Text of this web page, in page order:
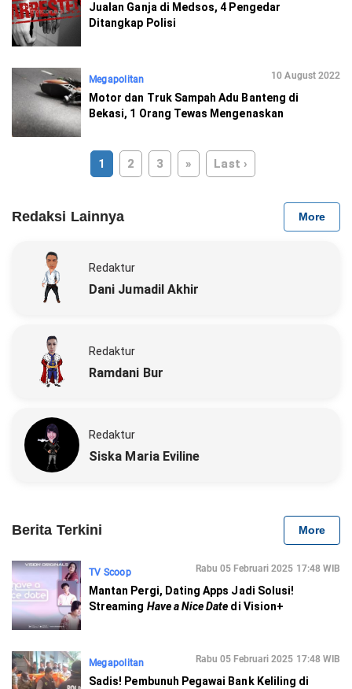
Jualan Ganja di Medsos, 4 Pengedar
Ditangkap Polisi
Megapolitan 10 August 2022
Motor dan Truk Sampah Adu Banteng di
Bekasi, 1 Orang Tewas Mengenaskan
1 2 3 » Last ›
Redaksi Lainnya More
Redaktur
Dani Jumadil Akhir
Redaktur
Ramdani Bur
Redaktur
Siska Maria Eviline
Berita Terkini More
TV Scoop Rabu 05 Februari 2025 17:48 WIB
Mantan Pergi, Dating Apps Jadi Solusi!
Streaming Have a Nice Date di Vision+
Megapolitan Rabu 05 Februari 2025 17:48 WIB
Sadis! Pembunuh Pegawai Bank Keliling di